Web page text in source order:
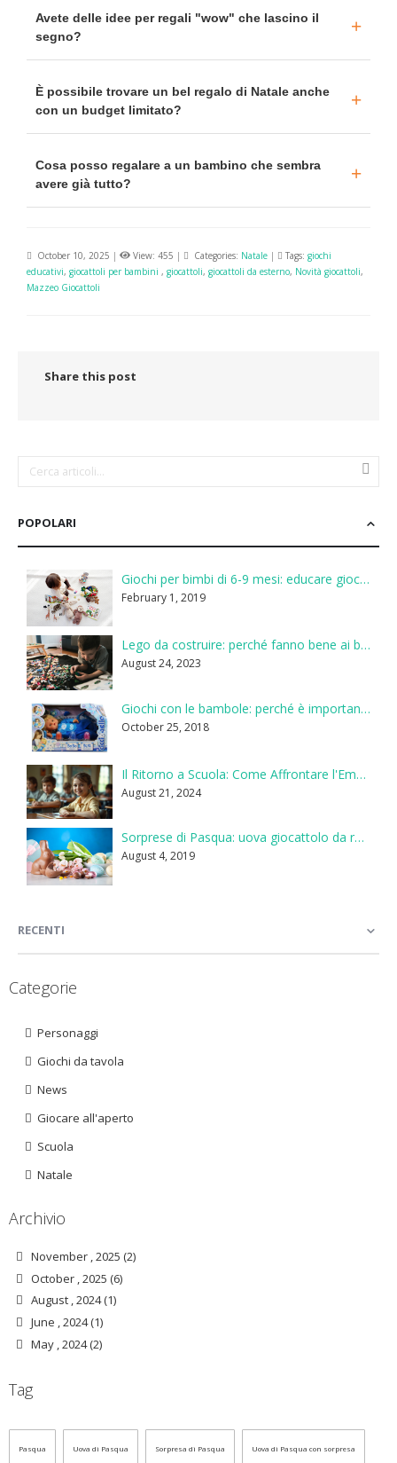
Avete delle idee per regali "wow" che lascino il
segno?
È possibile trovare un bel regalo di Natale anche
con un budget limitato?
Cosa posso regalare a un bambino che sembra
avere già tutto?
October 10, 2025 | View: 455 | Categories: Natale | Tags: giochi
educativi, giocattoli per bambini , giocattoli, giocattoli da esterno, Novità giocattoli,
Mazzeo Giocattoli
Share this post
POPOLARI
Giochi per bimbi di 6-9 mesi: educare giocando
February 1, 2019
Lego da costruire: perché fanno bene ai bambini
August 24, 2023
Giochi con le bambole: perché è importante
October 25, 2018
Il Ritorno a Scuola: Come Affrontare l'Emozione del Primo Giorno
August 21, 2024
Sorprese di Pasqua: uova giocattolo da regalare ai bambini
August 4, 2019
RECENTI
Categorie
Personaggi
Giochi da tavola
News
Giocare all'aperto
Scuola
Natale
Archivio
November , 2025 (2)
October , 2025 (6)
August , 2024 (1)
June , 2024 (1)
May , 2024 (2)
Tag
Pasqua Uova di Pasqua Sorpresa di Pasqua Uova di Pasqua con sorpresa